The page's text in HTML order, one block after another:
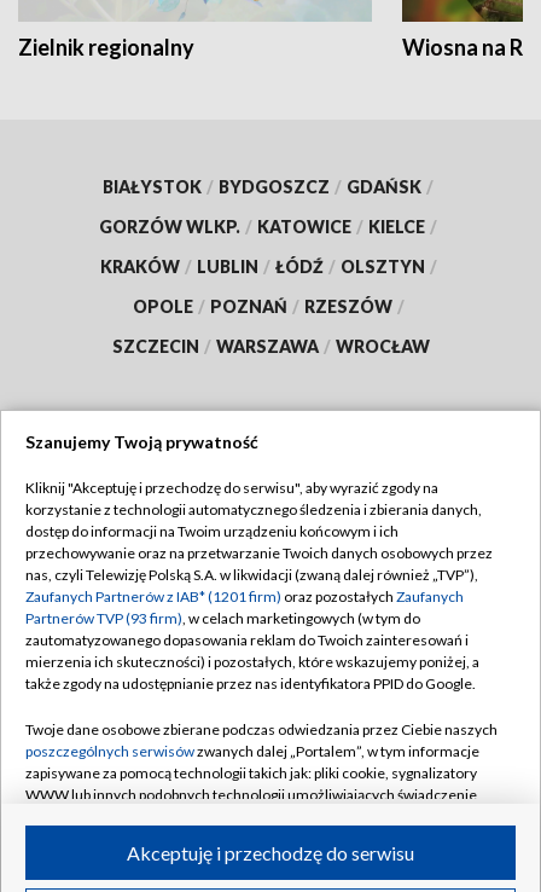
Zielnik regionalny Wiosna na
BIAŁYSTOK / BYDGOSZCZ / GDAŃSK /
GORZÓW WLKP. / KATOWICE / KIELCE /
KRAKÓW / LUBLIN / ŁÓDŹ / OLSZTYN /
OPOLE / POZNAŃ / RZESZÓW /
SZCZECIN / WARSZAWA / WROCŁAW
TVP
Abonament TVP
Emisja w TVP
Centrum informacji TVP
Naziemna Telewizja Cyfrowa
Rada Programowa
System NOS
Informacje o nadawcy
Program dla prasy
Regulamin TVP
Polityka prywatności
Moje zgody
Pomoc
Kontakt
Kanały
Szanujemy Twoją prywatność
Kliknij "Akceptuję i przechodzę do serwisu", aby wyrazić zgody na
korzystanie z technologii automatycznego śledzenia i zbierania danych,
dostęp do informacji na Twoim urządzeniu końcowym i ich
przechowywanie oraz na przetwarzanie Twoich danych osobowych przez
nas, czyli Telewizję Polską S.A. w likwidacji (zwaną dalej również „TVP”),
Zaufanych Partnerów z IAB* (1201 firm) oraz pozostałych Zaufanych
Partnerów TVP (93 firm), w celach marketingowych (w tym do
zautomatyzowanego dopasowania reklam do Twoich zainteresowań i
mierzenia ich skuteczności) i pozostałych, które wskazujemy poniżej, a
także zgody na udostępnianie przez nas identyfikatora PPID do Google.
Twoje dane osobowe zbierane podczas odwiedzania przez Ciebie naszych
poszczególnych serwisówzwanych dalej „Portalem”, w tym informacje
zapisywane za pomocą technologii takich jak: pliki cookie, sygnalizatory
WWW lub innych podobnych technologii umożliwiających świadczenie
ruchu w Internecie.Akceptuję i przechodzę do serwisu